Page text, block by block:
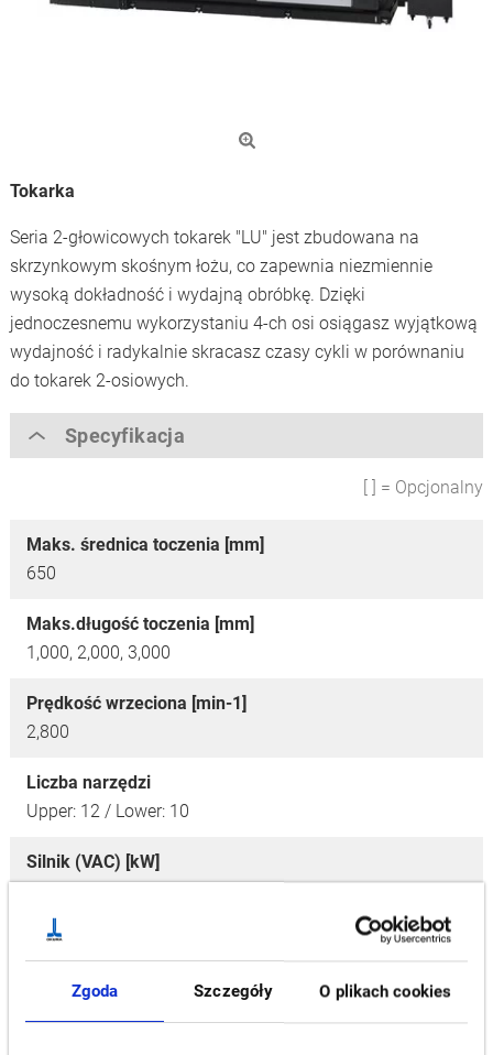
Zgoda Szczegóły O plikach cookies
Tokarka
Seria 2-głowicowych tokarek "LU" jest zbudowana na
skrzynkowym skośnym łożu, co zapewnia niezmiennie
wysoką dokładność i wydajną obróbkę. Dzięki
jednoczesnemu wykorzystaniu 4-ch osi osiągasz wyjątkową
wydajność i radykalnie skracasz czasy cykli w porównaniu
do tokarek 2-osiowych.
Specyfikacja
[ ] = Opcjonalny
Maks. średnica toczenia [mm]
650
Maks.długość toczenia [mm]
1,000, 2,000, 3,000
Prędkość wrzeciona [min-1]
2,800
Liczba narzędzi
Upper: 12 / Lower: 10
Silnik (VAC) [kW]
Zapotrzebowanie powierzchni [mm]
Cechy